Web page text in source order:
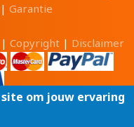
| Garantie
| Copyright | Disclaimer
om jouw ervaring